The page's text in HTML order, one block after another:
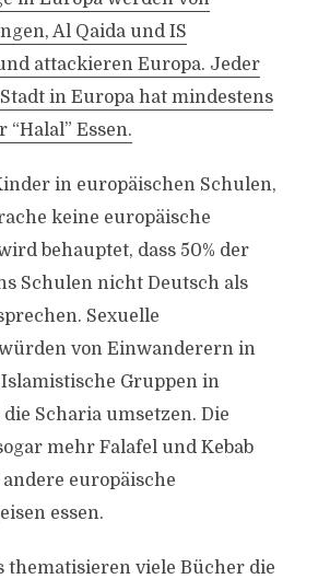
Al Qaida und IS
attackieren Europa. Jeder
in Europa hat mindestens
Essen.
in europäischen Schulen,
keine europäische
behauptet, dass 50% der
Schulen nicht Deutsch als
Sexuelle
von Einwanderern in
Gruppen in
Scharia umsetzen. Die
mehr Falafel und Kebab
europäische
essen.
thematisieren viele Bücher die